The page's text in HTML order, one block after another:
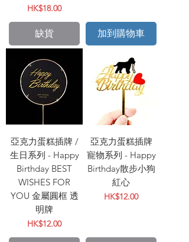
價格
HK$18.00
缺貨 加到購物車
亞克力蛋糕插牌 /
生日系列 - Happy
Birthday BEST
WISHES FOR
YOU 金屬圓框 透
明牌
價格
HK$12.00
亞克力蛋糕插牌
寵物系列 - Happy
Birthday散步小狗
紅心
價格
HK$12.00